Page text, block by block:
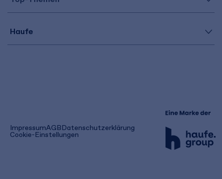
Haufe
ImpressumAGB(öffnet
in
einem
Datenschutzerklärung
Cookie-Einstellungen